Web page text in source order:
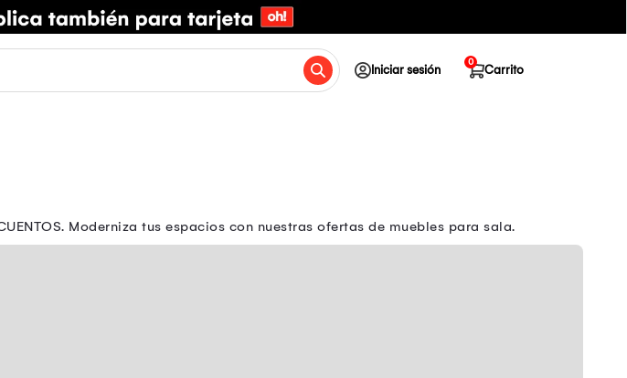
Iniciar sesión Carrito
0
Moderniza tus espacios con nuestras ofertas de muebles para sala.